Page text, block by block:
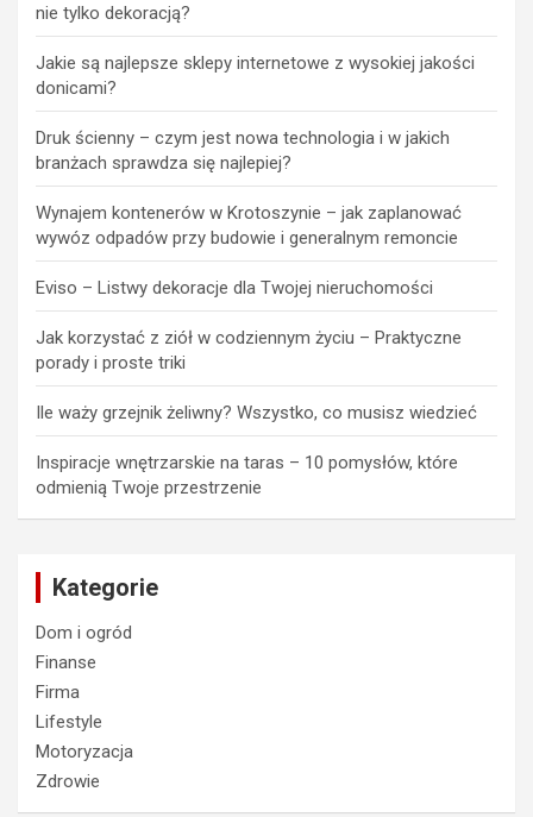
nie tylko dekoracją?
Jakie są najlepsze sklepy internetowe z wysokiej jakości
donicami?
Druk ścienny – czym jest nowa technologia i w jakich
branżach sprawdza się najlepiej?
Wynajem kontenerów w Krotoszynie – jak zaplanować
wywóz odpadów przy budowie i generalnym remoncie
Eviso – Listwy dekoracje dla Twojej nieruchomości
Jak korzystać z ziół w codziennym życiu – Praktyczne
porady i proste triki
Ile waży grzejnik żeliwny? Wszystko, co musisz wiedzieć
Inspiracje wnętrzarskie na taras – 10 pomysłów, które
odmienią Twoje przestrzenie
Kategorie
Dom i ogród
Finanse
Firma
Lifestyle
Motoryzacja
Zdrowie